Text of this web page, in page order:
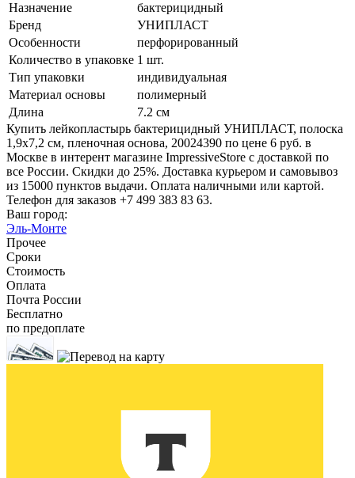
Назначение
бактерицидный
Бренд
УНИПЛАСТ
Особенности
перфорированный
Количество в упаковке 1 шт.
Тип упаковки
индивидуальная
Материал основы
полимерный
Длина
7.2 см
Купить лейкопластырь бактерицидный УНИПЛАСТ, полоска
1,9х7,2 см, пленочная основа, 20024390 по цене 6 руб. в
Москве в интерент магазине ImpressiveStore с доставкой по
все России. Скидки до 25%. Доставка курьером и самовывоз
из 15000 пунктов выдачи. Оплата наличными или картой.
Телефон для заказов +7 499 383 83 63.
Ваш город:
Эль-Монте
Прочее
Сроки
Стоимость
Оплата
Почта России
Бесплатно
по предоплате